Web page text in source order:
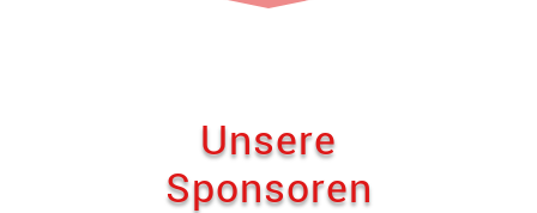
Unsere
Sponsoren